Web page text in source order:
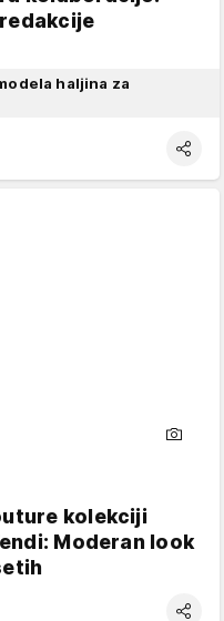
haljina za
kolekciji
Moderan look